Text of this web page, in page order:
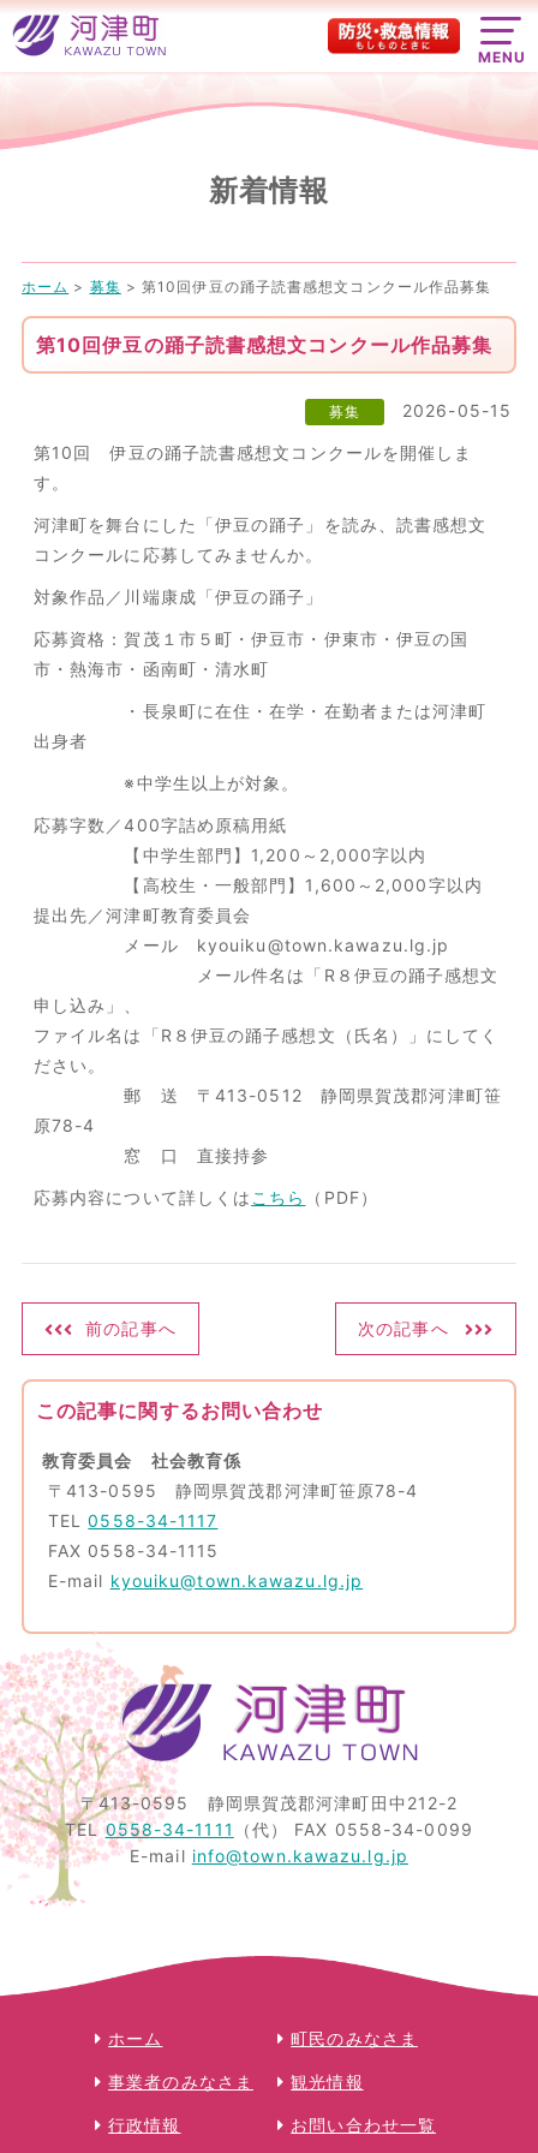
MENU
新着情報
ホーム > 募集 >第10回伊豆の踊子読書感想文コンクール作品募集
第10回伊豆の踊子読書感想文コンクール作品募集
募集 2026-05-15
第10回 伊豆の踊子読書感想文コンクールを開催しま
す。
河津町を舞台にした「伊豆の踊子」を読み、読書感想文
コンクールに応募してみませんか。
対象作品／川端康成「伊豆の踊子」
応募資格：賀茂１市５町・伊豆市・伊東市・伊豆の国
市・熱海市・函南町・清水町
・長泉町に在住・在学・在勤者または河津町
出身者
※中学生以上が対象。
応募字数／400字詰め原稿用紙
【中学生部門】1,200～2,000字以内
【高校生・一般部門】1,600～2,000字以内
提出先／河津町教育委員会
メール kyouiku@town.kawazu.lg.jp
メール件名は「R８伊豆の踊子感想文
申し込み」、
ファイル名は「R８伊豆の踊子感想文（氏名）」にしてく
ださい。
郵 送 〒413-0512 静岡県賀茂郡河津町笹
原78-4
窓 口 直接持参
応募内容について詳しくは こちら （PDF）
前の記事へ 次の記事へ
この記事に関するお問い合わせ
教育委員会 社会教育係
〒413-0595 静岡県賀茂郡河津町笹原78-4
TEL0558-34-1117
FAX 0558-34-1115
E-mail kyouiku@town.kawazu.lg.jp
〒413-0595 静岡県賀茂郡河津町田中212-2
TEL0558-34-1111 （代） FAX 0558-34-0099
E-mail info@town.kawazu.lg.jp
ホーム 町民のみなさま
事業者のみなさま 観光情報
行政情報 お問い合わせ一覧